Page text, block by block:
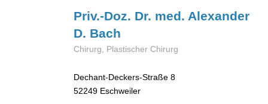
Priv.-Doz. Dr. med. Alexander
D. Bach
Chirurg, Plastischer Chirurg
Dechant-Deckers-Straße 8
52249 Eschweiler